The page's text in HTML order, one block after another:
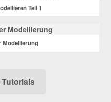
Teil 1
Modellierung